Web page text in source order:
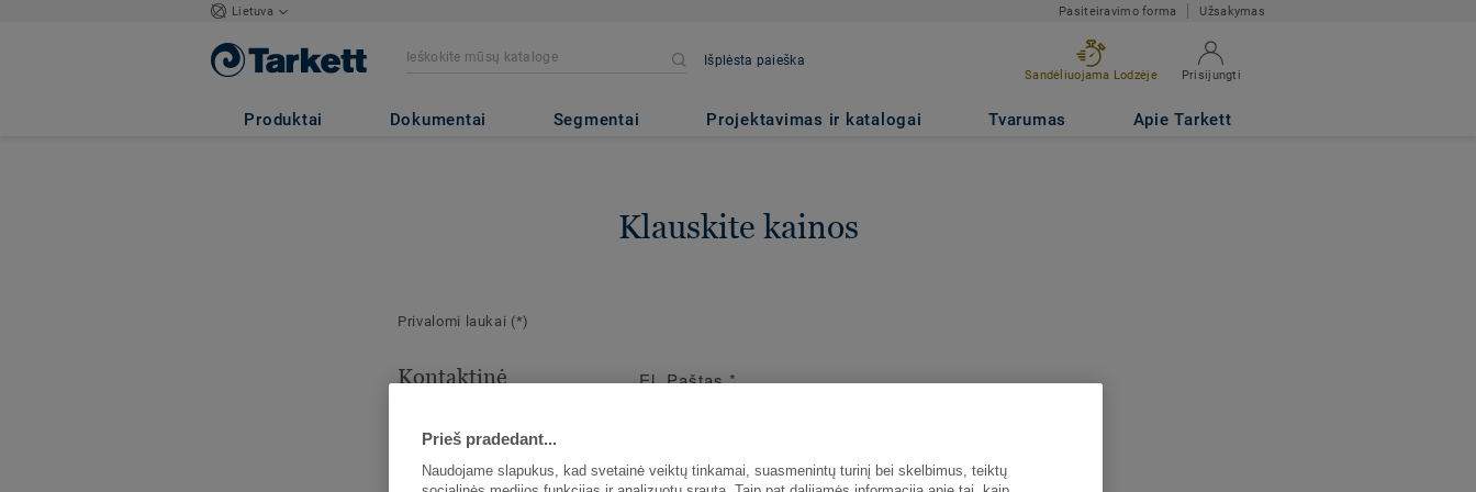
Lietuva Pasiteiravimo forma Užsakymas
Išplėsta paieška
Sandėliuojama Lodzėje Prisijungti
Produktai Dokumentai Segmentai Projektavimas ir katalogai Tvarumas Apie Tarkett
Klauskite kainos
Privalomi laukai (*)
Kontaktinė
Nurodykite šio užsakymo
El. Paštas*
Prieš pradedant...
Naudojame slapukus, kad svetainė veiktų tinkamai, suasmenintų turinį bei skelbimus, teiktų